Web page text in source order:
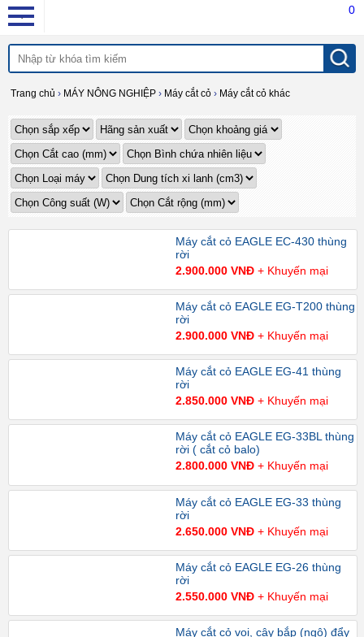
0
Trang chủ › MÁY NÔNG NGHIỆP › Máy cắt cỏ › Máy cắt cỏ khác
Máy cắt cỏ EAGLE EC-430 thùng
rời
2.900.000 VNĐ+ Khuyến mại
Máy cắt cỏ EAGLE EG-T200 thùng
rời
2.900.000 VNĐ+ Khuyến mại
Máy cắt cỏ EAGLE EG-41 thùng
rời
2.850.000 VNĐ+ Khuyến mại
Máy cắt cỏ EAGLE EG-33BL thùng
rời ( cắt cỏ balo)
2.800.000 VNĐ+ Khuyến mại
Máy cắt cỏ EAGLE EG-33 thùng
rời
2.650.000 VNĐ+ Khuyến mại
Máy cắt cỏ EAGLE EG-26 thùng
rời
2.550.000 VNĐ+ Khuyến mại
Máy cắt cỏ voi, cây bắp (ngô) đẩy